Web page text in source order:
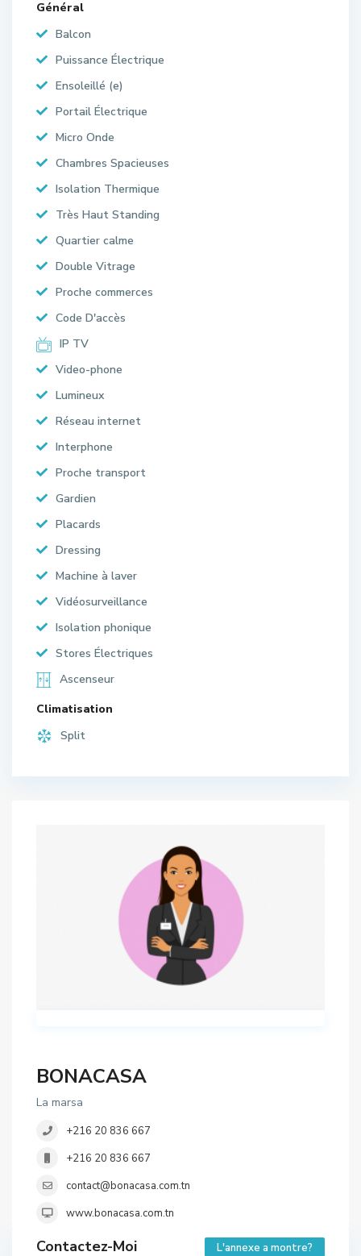
Général
Balcon
Puissance Électrique
Ensoleillé (e)
Portail Électrique
Micro Onde
Chambres Spacieuses
Isolation Thermique
Très Haut Standing
Quartier calme
Double Vitrage
Proche commerces
Code D'accès
IP TV
Video-phone
Lumineux
Réseau internet
Interphone
Proche transport
Gardien
Placards
Dressing
Machine à laver
Vidéosurveillance
Isolation phonique
Stores Électriques
Ascenseur
Climatisation
Split
BONACASA
La marsa
+216 20 836 667
+216 20 836 667
contact@bonacasa.com.tn
www.bonacasa.com.tn
Contactez-Moi L'annexe a montre?